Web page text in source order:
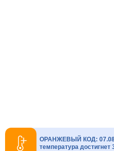
ОРАНЖЕВЫЙ КОД:
температура достигнет